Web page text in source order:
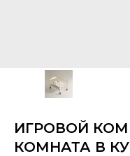
ИГРОВОЙ
КОМНАТА В